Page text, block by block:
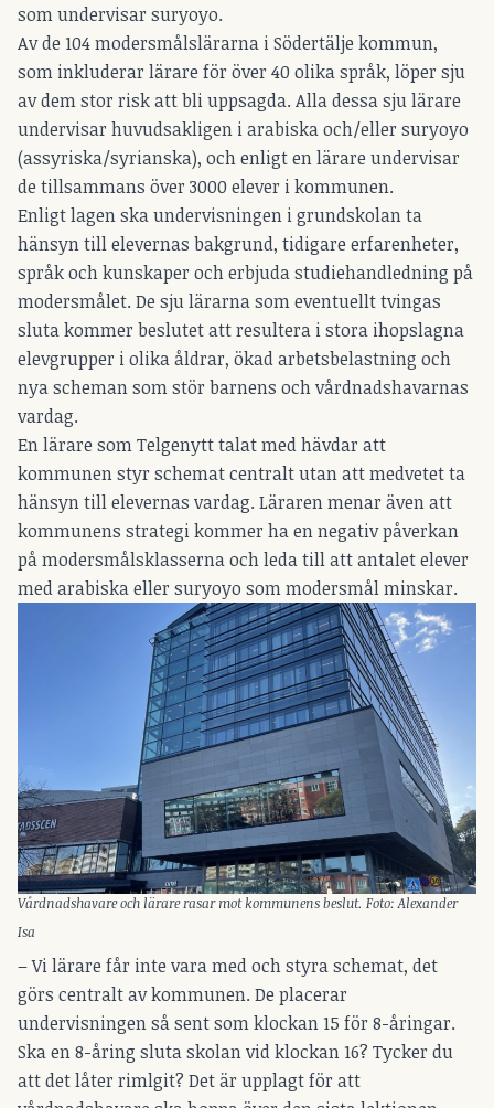
som undervisar suryoyo.
Av de 104 modersmålslärarna i Södertälje kommun,
som inkluderar lärare för över 40 olika språk, löper sju
av dem stor risk att bli uppsagda. Alla dessa sju lärare
undervisar huvudsakligen i arabiska och/eller suryoyo
(assyriska/syrianska), och enligt en lärare undervisar
de tillsammans över 3000 elever i kommunen.
Enligt lagen ska undervisningen i grundskolan ta
hänsyn till elevernas bakgrund, tidigare erfarenheter,
språk och kunskaper och erbjuda studiehandledning på
modersmålet. De sju lärarna som eventuellt tvingas
sluta kommer beslutet att resultera i stora ihopslagna
elevgrupper i olika åldrar, ökad arbetsbelastning och
nya scheman som stör barnens och vårdnadshavarnas
vardag.
En lärare som Telgenytt talat med hävdar att
kommunen styr schemat centralt utan att medvetet ta
hänsyn till elevernas vardag. Läraren menar även att
kommunens strategi kommer ha en negativ påverkan
på modersmålsklasserna och leda till att antalet elever
med arabiska eller suryoyo som modersmål minskar.
Vårdnadshavare och lärare rasar mot kommunens beslut. Foto: Alexander
Isa
– Vi lärare får inte vara med och styra schemat, det
görs centralt av kommunen. De placerar
undervisningen så sent som klockan 15 för 8-åringar.
Ska en 8-åring sluta skolan vid klockan 16? Tycker du
att det låter rimlgit? Det är upplagt för att